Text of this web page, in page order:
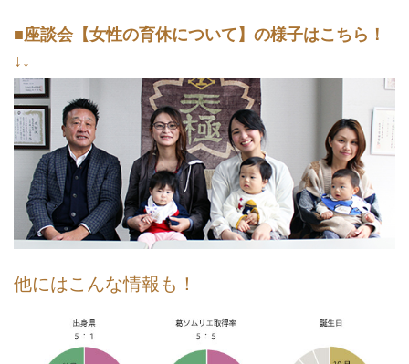
■座談会【女性の育休について】の様子はこちら！
↓↓
他にはこんな情報も！